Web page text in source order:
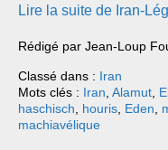
Lire la suite de Iran-
Rédigé par Jean-Loup
Classé dans : Iran
Mots clés : Iran Alamut
haschisch
houris Eden
machiavélique